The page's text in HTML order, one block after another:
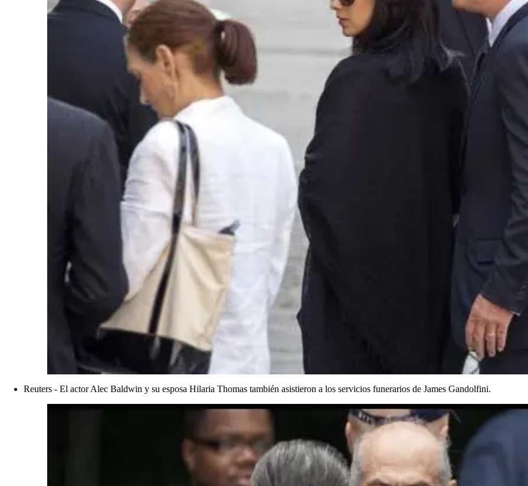
Reuters - El actor Alec Baldwin y su esposa Hilaria Thomas también asistieron a los servicios funerarios de James Gandolfini.